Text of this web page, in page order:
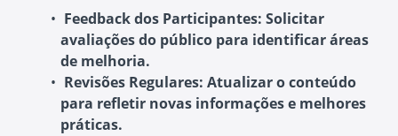
Feedback dos Participantes: Solicitar
avaliações do público para identificar áreas
de melhoria.
Revisões Regulares: Atualizar o conteúdo
para refletir novas informações e melhores
práticas.